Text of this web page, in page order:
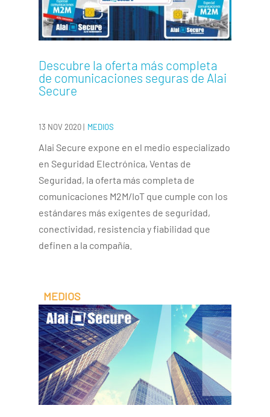
Descubre la oferta más completa
de comunicaciones seguras de Alai
Secure
13 NOV 2020| MEDIOS
Alai Secure expone en el medio especializado
en Seguridad Electrónica, Ventas de
Seguridad, la oferta más completa de
comunicaciones M2M/IoT que cumple con los
estándares más exigentes de seguridad,
conectividad, resistencia y fiabilidad que
definen a la compañía.